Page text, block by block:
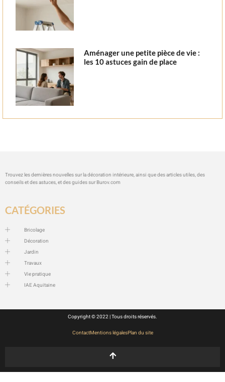
Aménager une petite pièce de vie :
les 10 astuces gain de place
Trouvez les dernières nouvelles sur la décoration intérieure, ainsi que des articles utiles, des
conseils et des astuces, et des guides sur Burov.com
CATÉGORIES
Bricolage
Décoration
Jardin
Travaux
Vie pratique
IAE Aquitaine
Copyright © 2022 | Tous droits réservés.
ContactMentions légalesPlan du site